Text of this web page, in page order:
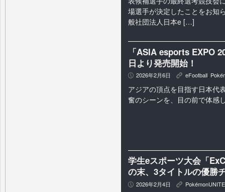
場選手が決定したことをお知
般社団法人日本e […]
「ASIA esports EXPO
日より発売開始！
P 2026年2月6日 K eFootball
アジアの頂点を目指す日本代
奮のシーンを、目の前で体感
学生eスポーツ大会「
の末、3タイトルの優勝
P 2026年2月4日 K PokémonUNITE